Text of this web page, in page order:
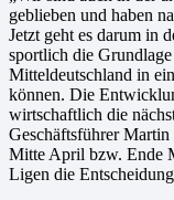
geblieben und haben
Jetzt geht es darum in
sportlich die
Mitteldeutschland in
können. Die
wirtschaftlich die
Geschäftsführer Martin
Mitte April bzw. Ende
Ligen die